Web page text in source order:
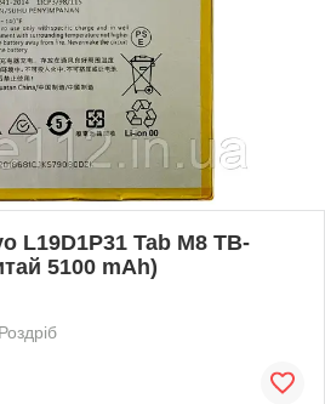
L19D1P31 Tab M8 TB-
5100 mAh)
Роздріб